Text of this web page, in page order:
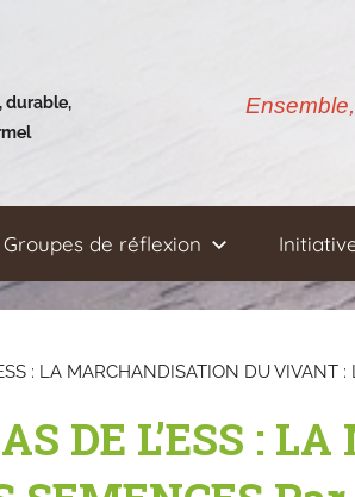
durable,
Groupes de réflexion
: LA MARCHANDISATION DU VIVANT
DE L’ESS :